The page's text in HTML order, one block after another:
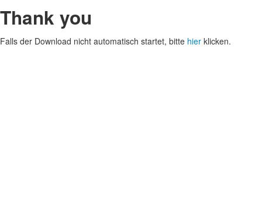
Thank you
Falls der Download nicht automatisch startet, bitte hier klicken.